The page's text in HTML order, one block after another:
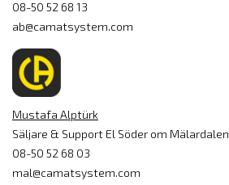
08-50 52 68 13
ab@camatsystem.com
Mustafa Alptürk
Säljare & Support El Söder om Mälardalen
08-50 52 68 03
mal@camatsystem.com